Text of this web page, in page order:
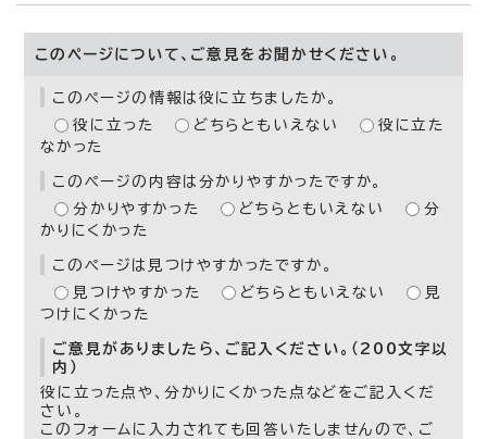
このページについて、ご意見をお聞かせください。
このページの情報は役に立ちましたか。
役に立った
どちらともいえない
役に立た
なかった
このページの内容は分かりやすかったですか。
分かりやすかった
どちらともいえない
分
かりにくかった
このページは見つけやすかったですか。
見つけやすかった
どちらともいえない
見
つけにくかった
ご意見がありましたら、ご記入ください。（200文字以
内）
役に立った点や、分かりにくかった点などをご記入くだ
さい。
このフォームに入力されても回答いたしませんので、ご